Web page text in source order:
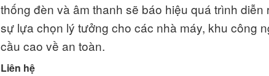
thống đèn và âm thanh sẽ báo hiệu quá trình
sự lựa chọn lý tưởng cho các nhà máy, khu công
cầu cao về an toàn.
Liên hệ